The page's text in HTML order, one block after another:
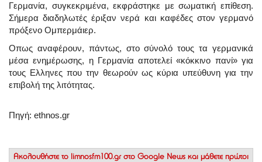
Γερμανία, συγκεκριμένα, εκφράστηκε με σωματική επίθεση.
Σήμερα διαδηλωτές έριξαν νερά και καφέδες στον γερμανό
πρόξενο Ομπερμάιερ.
Οπως αναφέρουν, πάντως, στο σύνολό τους τα γερμανικά
μέσα ενημέρωσης, η Γερμανία αποτελεί «κόκκινο πανί» για
τους Ελληνες που την θεωρούν ως κύρια υπεύθυνη για την
επιβολή της λιτότητας.
Πηγή: ethnos.gr
Ακολουθήστε το limnosfm100.gr στο Google News και μάθετε πρώτοι